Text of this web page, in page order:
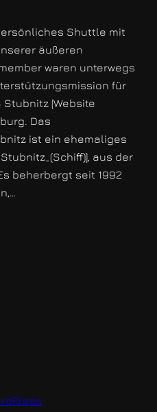
Shuttle mit
äußeren
waren unterwegs
für
[Website
Das
ist ein ehemaliges
aus der
beherbergt seit 1992